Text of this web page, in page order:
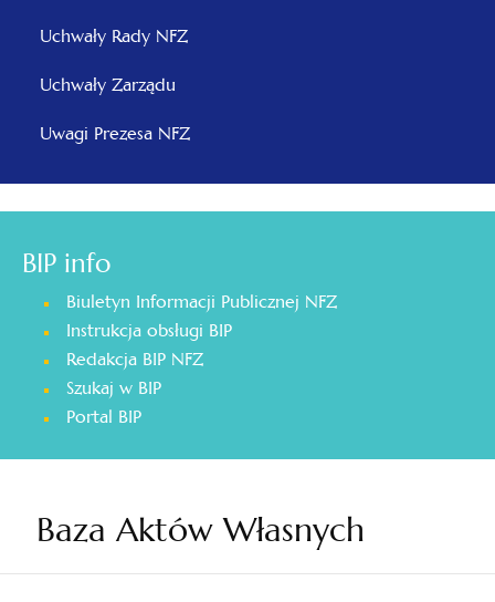
Uchwały Rady NFZ
Uchwały Zarządu
Uwagi Prezesa NFZ
BIP info
Biuletyn Informacji Publicznej NFZ
Instrukcja obsługi BIP
Redakcja BIP NFZ
Szukaj w BIP
Portal BIPotwiera
Baza Aktów Własnych